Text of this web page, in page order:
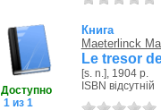
Доступно
1 из 1
Книга
Maeterlinck
Le tresor
[s. n.], 1904 р.
ISBN відсутній